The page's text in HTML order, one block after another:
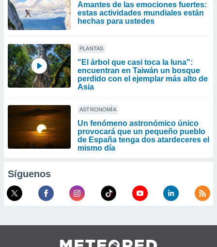
Amantes de las emociones fuertes:
estas actividades mundiales están
hechas para ustedes
PLANTAS
"El árbol que casi toca la luna":
encuentran en Taiwán un bosque
perdido con el ejemplar más alto de
Asia
ASTRONOMÍA
Un fenómeno astronómico único
provocará que un pequeño pueblo
de España tenga dos atardeceres el
mismo día
Síguenos